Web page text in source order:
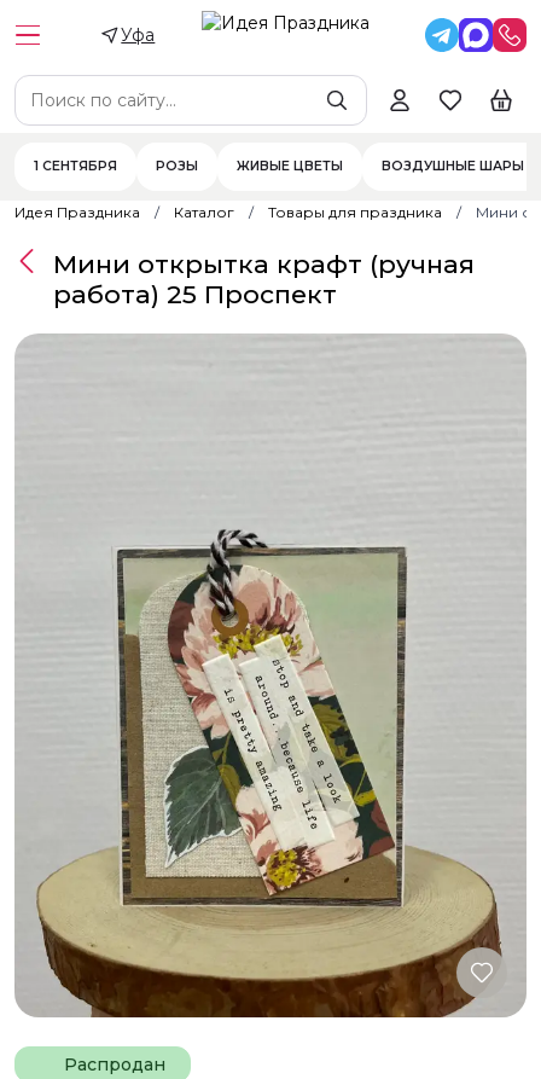
Уфа
1 СЕНТЯБРЯ РОЗЫ ЖИВЫЕ ЦВЕТЫ ВОЗДУШНЫЕ ШАРЫ
Идея Праздника Каталог Товары для праздника Мини
Распродан
Мини открытка крафт (ручная
работа) 25 Проспект